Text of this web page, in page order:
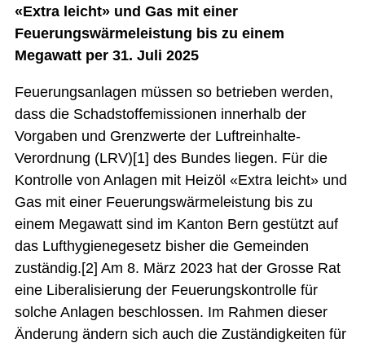
«Extra leicht» und Gas mit einer
Feuerungswärmeleistung bis zu einem
Megawatt per 31. Juli 2025
Feuerungsanlagen müssen so betrieben werden,
dass die Schadstoffemissionen innerhalb der
Vorgaben und Grenzwerte der Luftreinhalte-
Verordnung (LRV)[1] des Bundes liegen. Für die
Kontrolle von Anlagen mit Heizöl «Extra leicht» und
Gas mit einer Feuerungswärmeleistung bis zu
einem Megawatt sind im Kanton Bern gestützt auf
das Lufthygienegesetz bisher die Gemeinden
zuständig.[2] Am 8. März 2023 hat der Grosse Rat
eine Liberalisierung der Feuerungskontrolle für
solche Anlagen beschlossen. Im Rahmen dieser
Änderung ändern sich auch die Zuständigkeiten für